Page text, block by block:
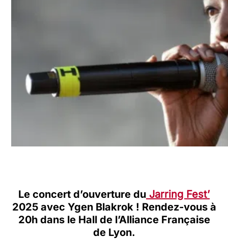
Le concert d’ouverture du Jarring Fest’
2025 avec Ygen Blakrok ! Rendez-vous à
20h dans le Hall de l’Alliance Française
de Lyon.